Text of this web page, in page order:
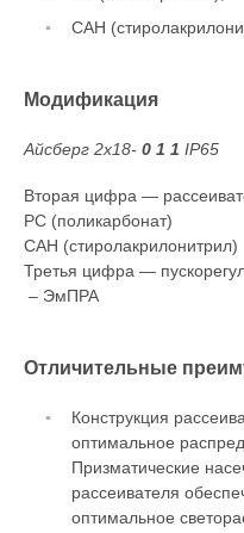
САН
Модификация
Айсберг 2х18- 0 1 1 IP65
Вторая цифра —
РС (поликарбонат)
САН (стиролакрилонитрил)
Третья цифра —
– ЭмПРА
Отличительные
Конструкция
оптимальное
Призматические
рассеивателя
оптимальное